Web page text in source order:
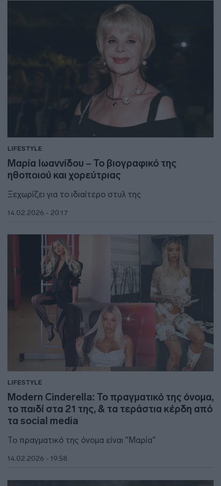
LIFESTYLE
Μαρία Ιωαννίδου – Το βιογραφικό της
ηθοποιού και χορεύτριας
Ξεχωρίζει για το ιδιαίτερο στυλ της
14.02.2026 - 20:17
LIFESTYLE
Modern Cinderella: Το πραγματικό της όνομα,
το παιδί στα 21 της, & τα τεράστια κέρδη από
τα social media
Το πραγματικό της όνομα είναι "Μαρία"
14.02.2026 - 19:58